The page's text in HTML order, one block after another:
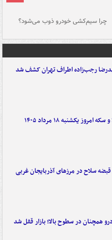
چرا سیم‌کشی خودرو ذوب می‌شود؟
رجب‌زاده اطراف تهران کشف شد
یکشنبه ۱۸ مرداد ۱۴۰۵
همچنان در سطوح بالا؛ بازار قفل شد